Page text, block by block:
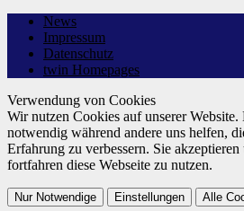
News
Impressum
Datenschutz
twin Homepages
Verwendung von Cookies
Wir nutzen Cookies auf unserer
notwendig während andere uns helfen,
Erfahrung zu verbessern. Sie
fortfahren diese Webseite zu nutzen.
Nur Notwendige Einstellungen Alle